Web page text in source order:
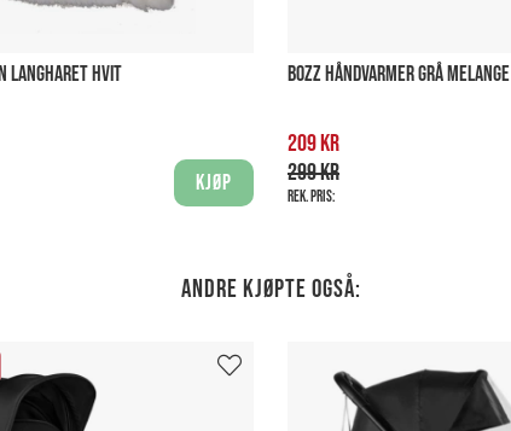
LANGHARET HVIT
Kjøp
BOZZ HÅNDVARMER GRÅ MELANGE
209 kr
299 kr
Rek. pris:
Andre kjøpte også: